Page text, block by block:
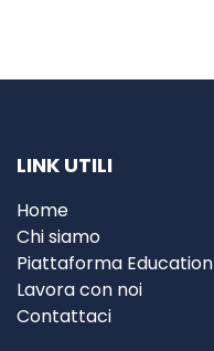
LINK UTILI
Home
Chi siamo
Piattaforma Education
Lavora con noi
Contattaci